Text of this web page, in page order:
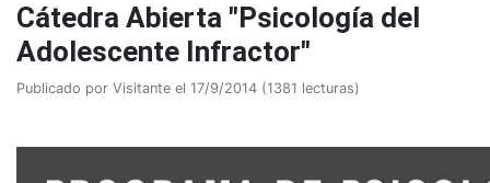
Cátedra Abierta "Psicología del
Adolescente Infractor"
Publicado por Visitante el 17/9/2014 (1381 lecturas)